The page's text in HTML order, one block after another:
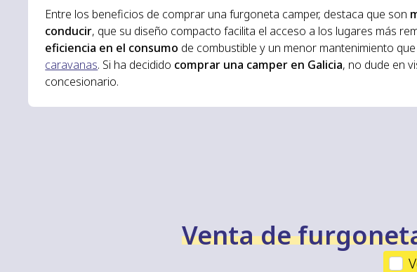
Entre los beneficios de comprar una furgoneta camper, destaca que son
conducir, que su diseño compacto facilita el acceso a los lugares más
eficiencia en el consumo de combustible y un menor mantenimiento
caravanas. Si ha decidido comprar una camper en Galicia, no dude en
concesionario.
Venta de